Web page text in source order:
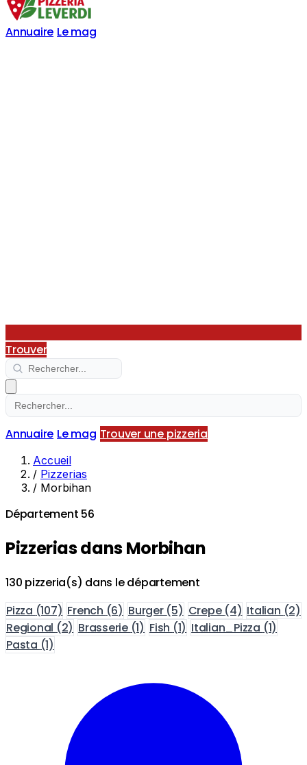
Annuaire Le mag
Trouver
Annuaire Le mag Trouver une pizzeria
Accueil
/ Pizzerias
/ Morbihan
Département 56
Pizzerias dans Morbihan
130 pizzeria(s) dans le département
Pizza (107) French (6) Burger (5) Crepe (4) Italian (2)
Regional (2) Brasserie (1) Fish (1) Italian_Pizza (1)
Pasta (1)